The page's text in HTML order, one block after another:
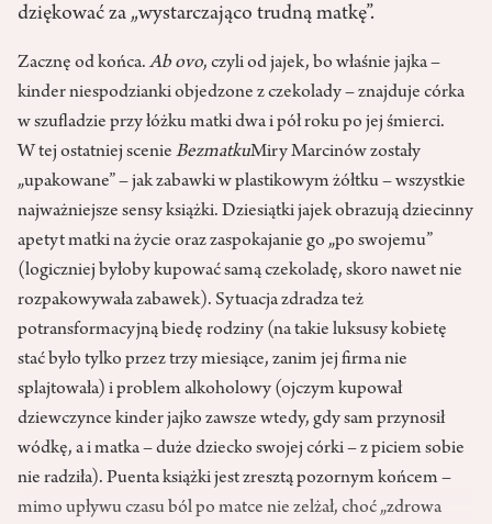
dziękować za „wystarczająco trudną matkę”.
Zacznę od końca.Ab ovo, czyli od jajek, bo właśnie jajka –
kinder niespodzianki objedzone z czekolady – znajduje córka
w szufladzie przy łóżku matki dwa i pół roku po jej śmierci.
W tej ostatniej scenie BezmatkuMiry Marcinów zostały
„upakowane” – jak zabawki w plastikowym żółtku – wszystkie
najważniejsze sensy książki. Dziesiątki jajek obrazują dziecinny
apetyt matki na życie oraz zaspokajanie go „po swojemu”
(logiczniej byłoby kupować samą czekoladę, skoro nawet nie
rozpakowywała zabawek). Sytuacja zdradza też
potransformacyjną biedę rodziny (na takie luksusy kobietę
stać było tylko przez trzy miesiące, zanim jej firma nie
splajtowała) i problem alkoholowy (ojczym kupował
dziewczynce kinder jajko zawsze wtedy, gdy sam przynosił
wódkę, a i matka – duże dziecko swojej córki – z piciem sobie
nie radziła). Puenta książki jest zresztą pozornym końcem –
mimo upływu czasu ból po matce nie zelżał, choć „zdrowa